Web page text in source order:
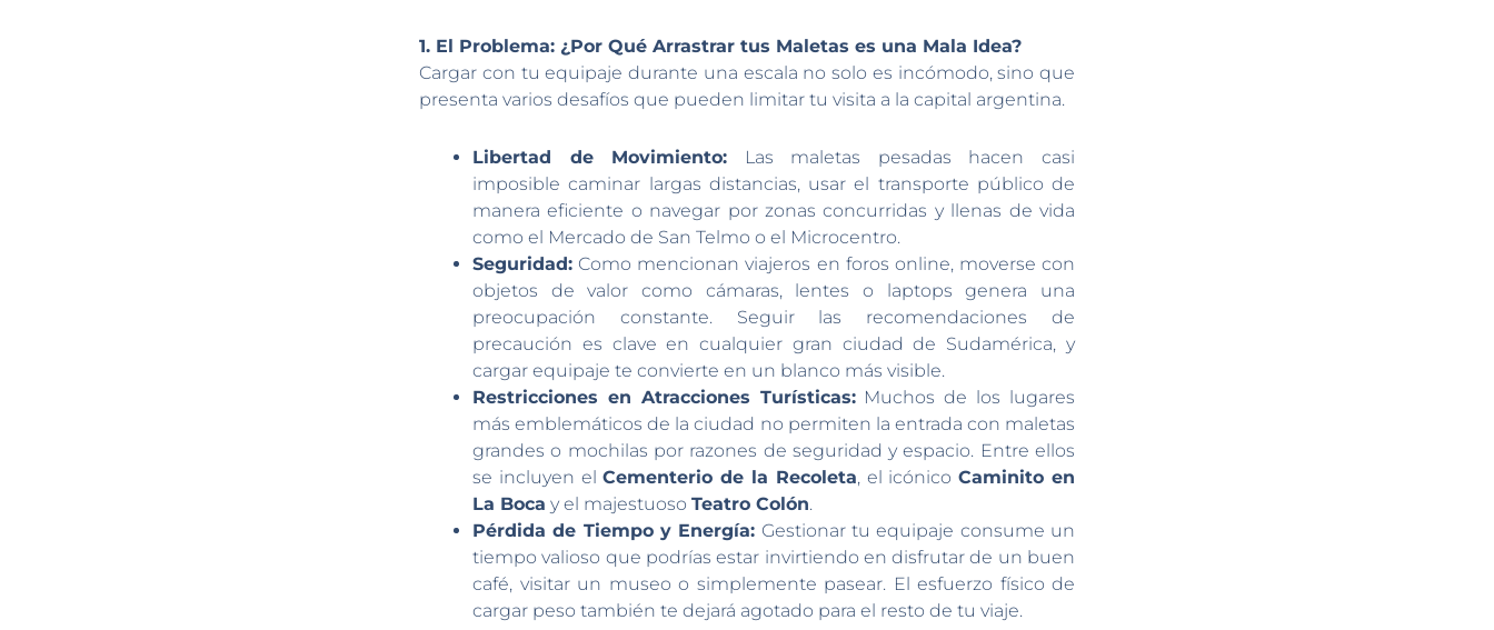
1. El Problema: ¿Por Qué Arrastrar tus Maletas es una Mala Idea?
Cargar con tu equipaje durante una escala no solo es incómodo, sino que
presenta varios desafíos que pueden limitar tu visita a la capital argentina.
Libertad de Movimiento: Las maletas pesadas hacen casi
imposible caminar largas distancias, usar el transporte público de
manera eficiente o navegar por zonas concurridas y llenas de vida
como el Mercado de San Telmo o el Microcentro.
Seguridad: Como mencionan viajeros en foros online, moverse con
objetos de valor como cámaras, lentes o laptops genera una
preocupación constante. Seguir las recomendaciones de
precaución es clave en cualquier gran ciudad de Sudamérica, y
cargar equipaje te convierte en un blanco más visible.
Restricciones en Atracciones Turísticas:Muchos de los lugares
más emblemáticos de la ciudad no permiten la entrada con maletas
grandes o mochilas por razones de seguridad y espacio. Entre ellos
se incluyen elCementerio de la Recoleta, el icónicoCaminito en
La Boca y el majestuoso Teatro Colón.
Pérdida de Tiempo y Energía: Gestionar tu equipaje consume un
tiempo valioso que podrías estar invirtiendo en disfrutar de un buen
café, visitar un museo o simplemente pasear. El esfuerzo físico de
cargar peso también te dejará agotado para el resto de tu viaje.